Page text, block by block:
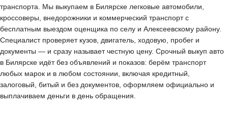
транспорта. Мы выкупаем в Билярске легковые автомобили,
кроссоверы, внедорожники и коммерческий транспорт с
бесплатным выездом оценщика по селу и Алексеевскому району.
Специалист проверяет кузов, двигатель, ходовую, пробег и
документы — и сразу называет честную цену. Срочный выкуп авто
в Билярске идёт без объявлений и показов: берём транспорт
любых марок и в любом состоянии, включая кредитный,
залоговый, битый и без документов, оформляем официально и
выплачиваем деньги в день обращения.